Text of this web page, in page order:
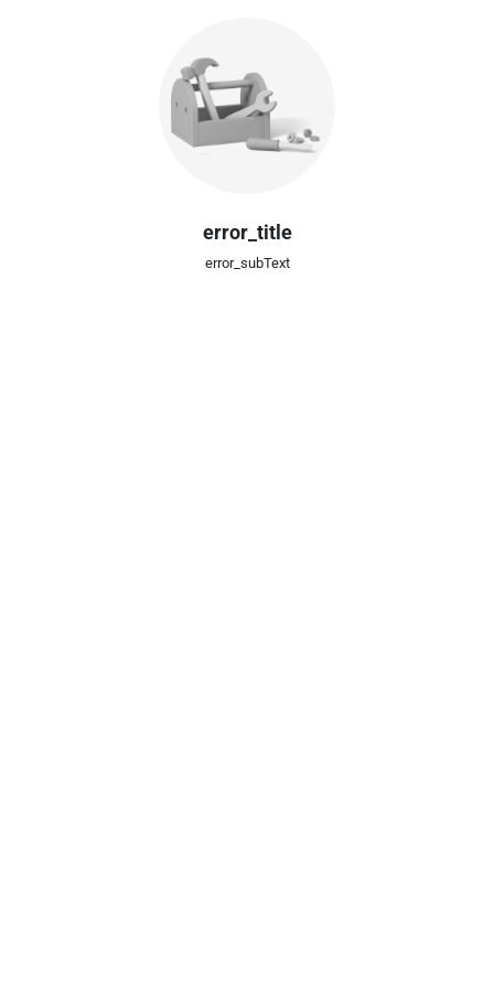
error_title
error_subText